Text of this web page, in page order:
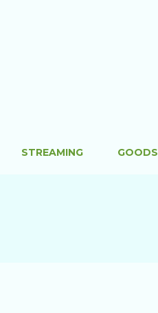
STREAMING